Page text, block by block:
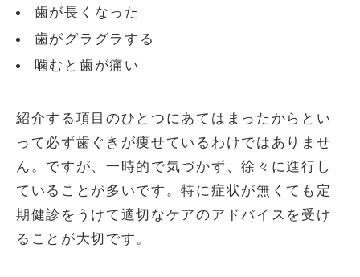
歯が長くなった
歯がグラグラする
噛むと歯が痛い
紹介する項目のひとつにあてはまったからとい
って必ず歯ぐきが痩せているわけではありませ
ん。ですが、一時的で気づかず、徐々に進行し
ていることが多いです。特に症状が無くても定
期健診をうけて適切なケアのアドバイスを受け
ることが大切です。